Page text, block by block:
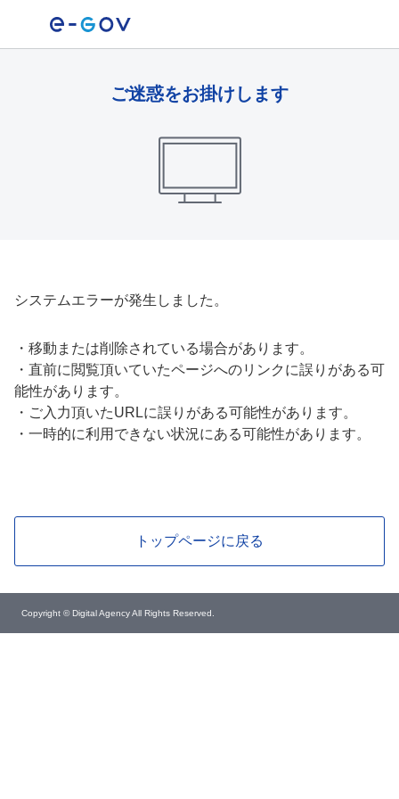
ご迷惑をお掛けします
システムエラーが発生しました。
・ 移動または削除されている場合があります。
・ 直前に閲覧頂いていたページへのリンクに誤りがある可
能性があります。
・ ご入力頂いたURLに誤りがある可能性があります。
・ 一時的に利用できない状況にある可能性があります。
トップページに戻る
Copyright © Digital Agency All Rights Reserved.